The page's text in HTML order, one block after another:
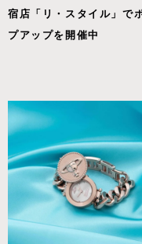
宿店「リ・スタイル」で
プアップを開催中